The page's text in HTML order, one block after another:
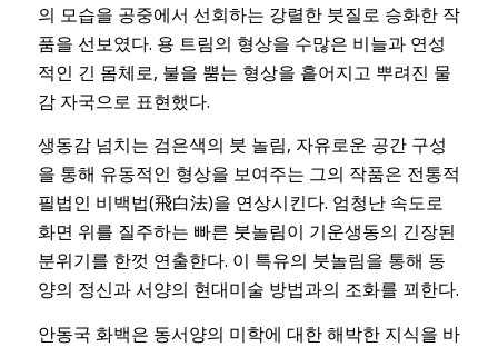
의 모습을 공중에서 선회하는 강렬한 붓질로 승화한 작
품을 선보였다. 용 트림의 형상을 수많은 비늘과 연성
적인 긴 몸체로, 불을 뿜는 형상을 흩어지고 뿌려진 물
감 자국으로 표현했다.
생동감 넘치는 검은색의 붓 놀림, 자유로운 공간 구성
을 통해 유동적인 형상을 보여주는 그의 작품은 전통적
필법인 비백법(飛白法)을 연상시킨다. 엄청난 속도로
화면 위를 질주하는 빠른 붓놀림이 기운생동의 긴장된
분위기를 한껏 연출한다. 이 특유의 붓놀림을 통해 동
양의 정신과 서양의 현대미술 방법과의 조화를 꾀한다.
안동국 화백은 동서양의 미학에 대한 해박한 지식을 바